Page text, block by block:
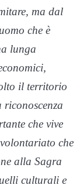
ma dal
che è
lunga
il territorio
riconoscenza
che vive
che
alla Sagra
culturali e